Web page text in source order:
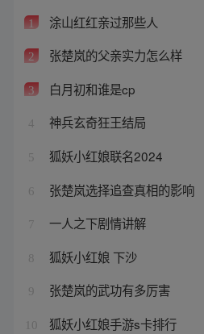
1 涂山红红亲过那些人
2 张楚岚的父亲实力怎么样
3 白月初和谁是cp
4 神兵玄奇狂王结局
5 狐妖小红娘联名2024
6 张楚岚选择追查真相的影响
7 一人之下剧情讲解
8 狐妖小红娘 下沙
9 张楚岚的武功有多厉害
10 狐妖小红娘手游s卡排行